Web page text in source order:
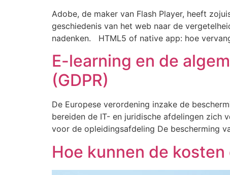
Adobe, de maker van Flash Player, heeft
geschiedenis van het web naar de
nadenken. HTML5 of native app: hoe
E-learning en de
(GDPR)
De Europese verordening inzake de
bereiden de IT- en juridische afdelingen zich
voor de opleidingsafdeling De bescherming
Hoe kunnen de kosten